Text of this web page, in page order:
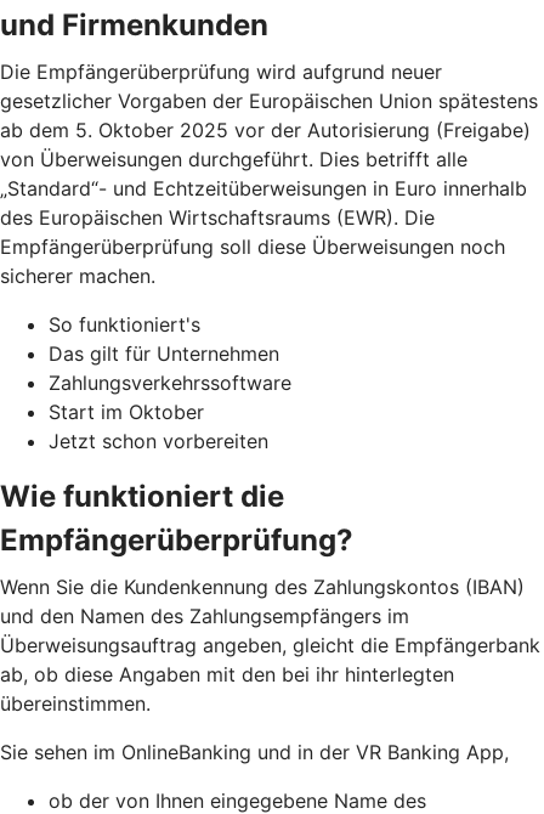
und Firmenkunden
Die Empfängerüberprüfung wird aufgrund neuer
gesetzlicher Vorgaben der Europäischen Union spätestens
ab dem 5. Oktober 2025 vor der Autorisierung (Freigabe)
von Überweisungen durchgeführt. Dies betrifft alle
„Standard“- und Echtzeitüberweisungen in Euro innerhalb
des Europäischen Wirtschaftsraums (EWR). Die
Empfängerüberprüfung soll diese Überweisungen noch
sicherer machen.
So funktioniert's
Das gilt für Unternehmen
Zahlungsverkehrssoftware
Start im Oktober
Jetzt schon vorbereiten
Wie funktioniert die
Empfängerüberprüfung?
Wenn Sie die Kundenkennung des Zahlungskontos (IBAN)
und den Namen des Zahlungsempfängers im
Überweisungsauftrag angeben, gleicht die Empfängerbank
ab, ob diese Angaben mit den bei ihr hinterlegten
übereinstimmen.
Sie sehen im OnlineBanking und in der VR Banking App,
ob der von Ihnen eingegebene Name des